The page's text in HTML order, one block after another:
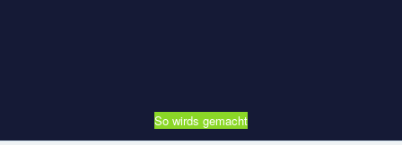
So wirds gemacht